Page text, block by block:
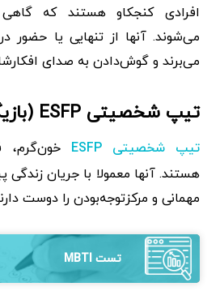
افرادی کنجکاو هستند که
می‌شوند. آنها از تنهایی یا
می‌برند و گوش‌دادن به صدای
تیپ شخصیتی ESFP (بازیگر)
تیپ شخصیتی ESFP
هستند. آنها معمولا با جریان
مهمانی و مرکزتوجه‌بودن را دوست
تست MBTI